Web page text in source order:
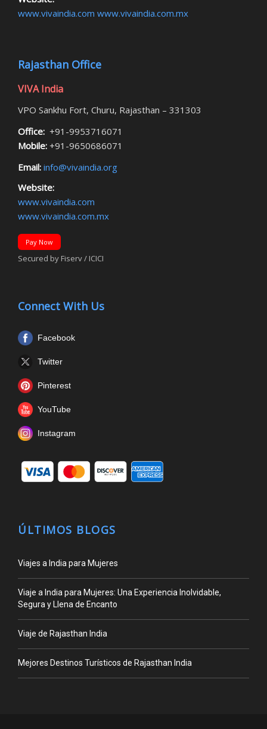
www.vivaindia.com www.vivaindia.com.mx
Rajasthan Office
VIVA India
VPO Sankhu Fort, Churu, Rajasthan – 331303
Office: +91-9953716071
Mobile: +91-9650686071
Email: info@vivaindia.org
Website:
www.vivaindia.com
www.vivaindia.com.mx
Pay Now
Secured by Fiserv / ICICI
Connect With Us
Facebook
Twitter
Pinterest
YouTube
Instagram
ÚLTIMOS BLOGS
Viajes a India para Mujeres
Viaje a India para Mujeres: Una Experiencia Inolvidable,
Segura y Llena de Encanto
Viaje de Rajasthan India
Mejores Destinos Turísticos de Rajasthan India